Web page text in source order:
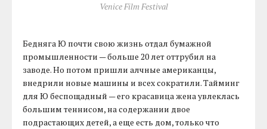
Venice Film Festival
Бедняга Ю почти свою жизнь отдал бумажной
промышленности — больше 20 лет оттрубил на
заводе. Но потом пришли алчные американцы,
внедрили новые машины и всех сократили. Тайминг
для Ю беспощадный — его красавица жена увлеклась
большим теннисом, на содержании двое
подрастающих детей, а еще есть дом, только что